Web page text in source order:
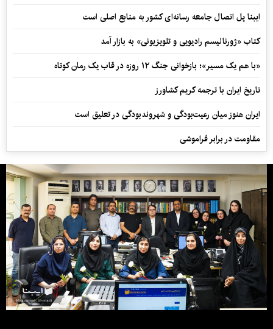
ایبنا پل اتصال جامعه رسانه‌ای کشور به منابع اصلی است
کتاب «ژورنالیسم رادیویی و تلویزیونی» به بازار آمد
«با هم یک مسیر»؛ بازخوانی جنگ ۱۲ روزه در قاب یک رمان کوتاه
تاریخ ایران با ترجمه کریم کشاورز
ایران هنوز میان رعیت‌بودگی و شهروندبودگی در تعلیق است
مقاومت در برابر فراموشی